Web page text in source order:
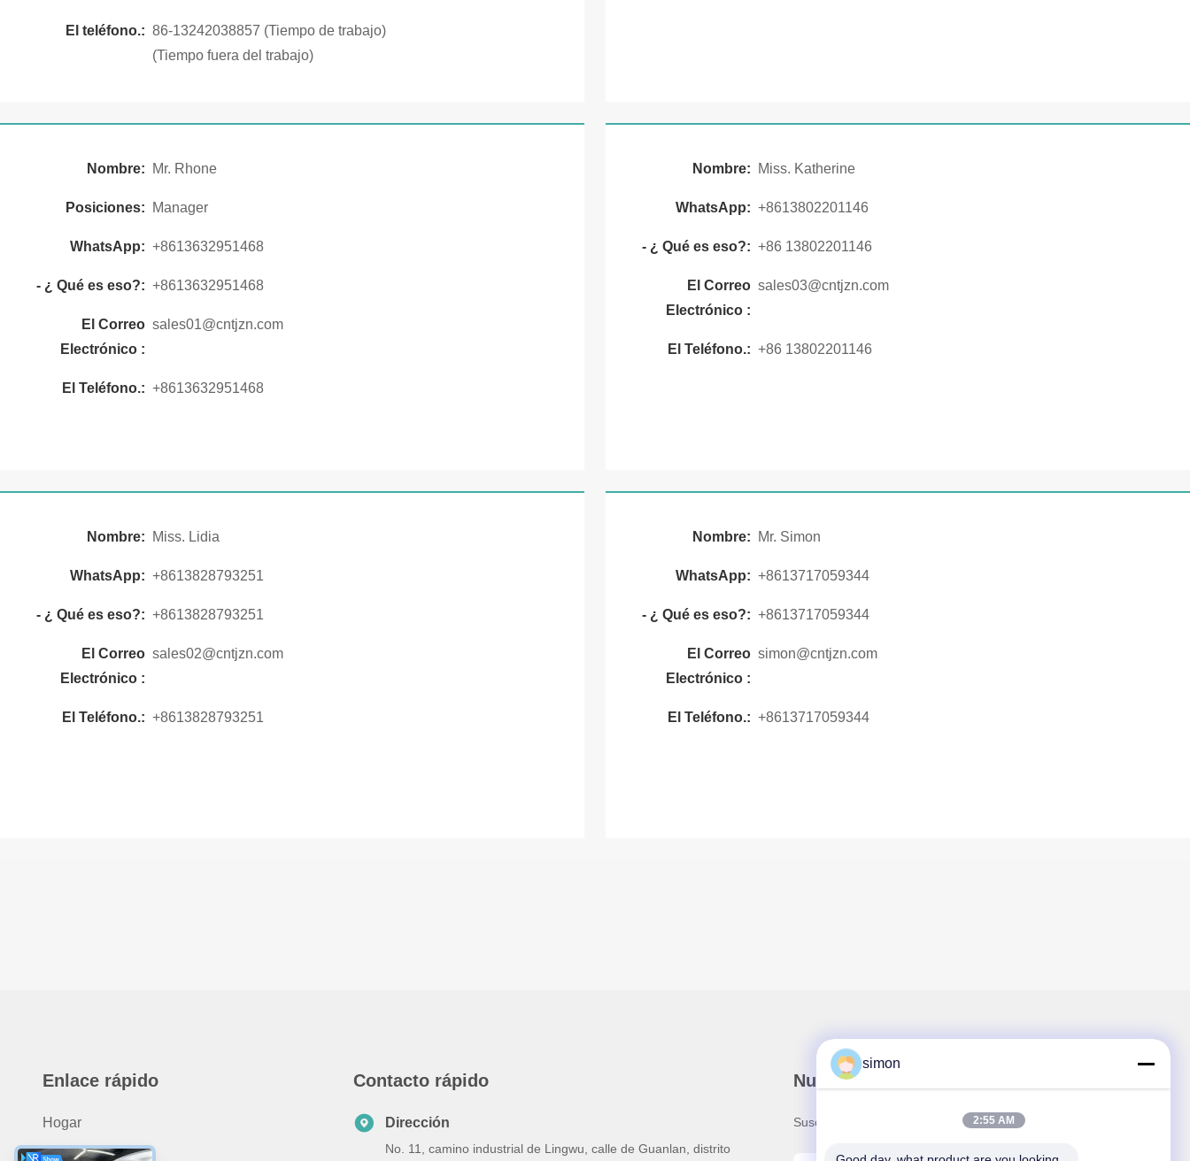
El teléfono.: 86-13242038857 (Tiempo de trabajo)
(Tiempo fuera del trabajo)
Nombre: Mr. Rhone
Posiciones: Manager
WhatsApp: +8613632951468
- ¿ Qué es eso?: +8613632951468
El Correo
Electrónico :
sales01@cntjzn.com
El Teléfono.: +8613632951468
Nombre: Miss. Katherine
WhatsApp: +8613802201146
- ¿ Qué es eso?: +86 13802201146
El Correo
Electrónico :
sales03@cntjzn.com
El Teléfono.: +86 13802201146
Nombre: Miss. Lidia
WhatsApp: +8613828793251
- ¿ Qué es eso?: +8613828793251
El Correo
Electrónico :
sales02@cntjzn.com
El Teléfono.: +8613828793251
Nombre: Mr. Simon
WhatsApp: +8613717059344
- ¿ Qué es eso?: +8613717059344
El Correo
Electrónico :
simon@cntjzn.com
El Teléfono.: +8613717059344
Enlace rápido
Hogar
Sobre Nosotros
Contacto rápido
Dirección
No. 11, camino industrial de Lingwu, calle de Guanlan, distrito
Nuestro boletín
Suscríbete a nuestro boletín para obtener descuentos y más.
simon
2:55 AM